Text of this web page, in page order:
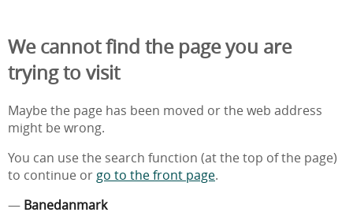
We cannot find the page you are
trying to visit
Maybe the page has been moved or the web address
might be wrong.
You can use the search function (at the top of the page)
to continue or go to the front page.
— Banedanmark